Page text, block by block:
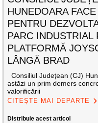
HUNEDOARA
PENTRU
PARC INDUSTRIAL
PLATFORMĂ
LÂNGĂ BRAD
Consiliul Județean (CJ)
astăzi un prim demers
valorificării
CITEȘTE MAI DEPARTE
Distribuie acest articol